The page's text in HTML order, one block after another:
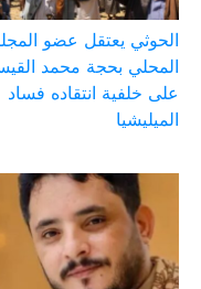
الحوثي يعتقل عضو
المحلي بحجة محمد
على خلفية انتقاده فساد
الميليشيا